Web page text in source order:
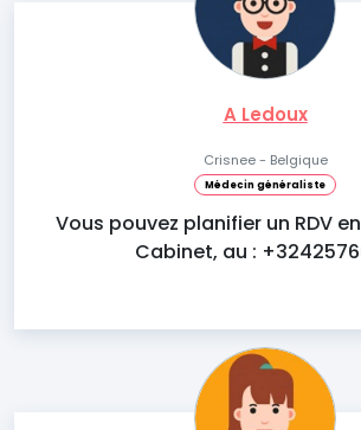
A Ledoux
Crisnee - Belgique
Médecin généraliste
Vous pouvez planifier un RDV
Cabinet, au :